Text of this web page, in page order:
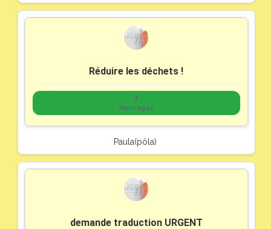
Réduire les déchets !
3
Messages
Paula(pôla)
demande traduction URGENT